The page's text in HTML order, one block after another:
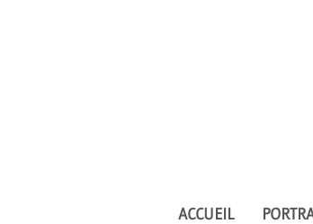
ACCUEIL